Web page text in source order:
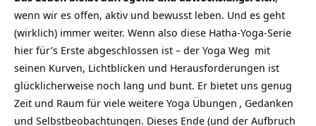
wenn wir es offen, aktiv und bewusst leben. Und es geht
(wirklich) immer weiter. Wenn also diese Hatha-Yoga-Serie
hier für’s Erste abgeschlossen ist – der Yoga Weg mit
seinen Kurven, Lichtblicken und Herausforderungen ist
glücklicherweise noch lang und bunt. Er bietet uns genug
Zeit und Raum für viele weitere Yoga Übungen , Gedanken
und Selbstbeobachtungen. Dieses Ende (und der Aufbruch